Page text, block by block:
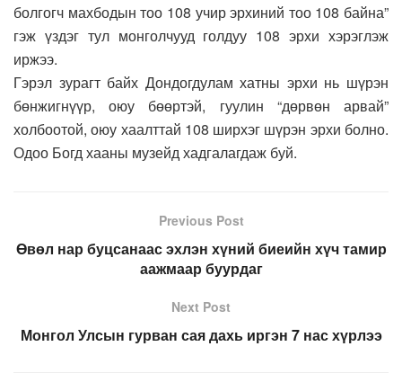
болгогч махбодын тоо 108 учир эрхиний тоо 108 байна”
гэж үздэг тул монголчууд голдуу 108 эрхи хэрэглэж
иржээ.
Гэрэл зурагт байх Дондогдулам хатны эрхи нь шүрэн
бөнжигнүүр, оюу бөөртэй, гуулин “дөрвөн арвай”
холбоотой, оюу хаалттай 108 ширхэг шүрэн эрхи болно.
Одоо Богд хааны музейд хадгалагдаж буй.
Previous Post
Өвөл нар буцсанаас эхлэн хүний биеийн хүч тамир
аажмаар буурдаг
Next Post
Монгол Улсын гурван сая дахь иргэн 7 нас хүрлээ